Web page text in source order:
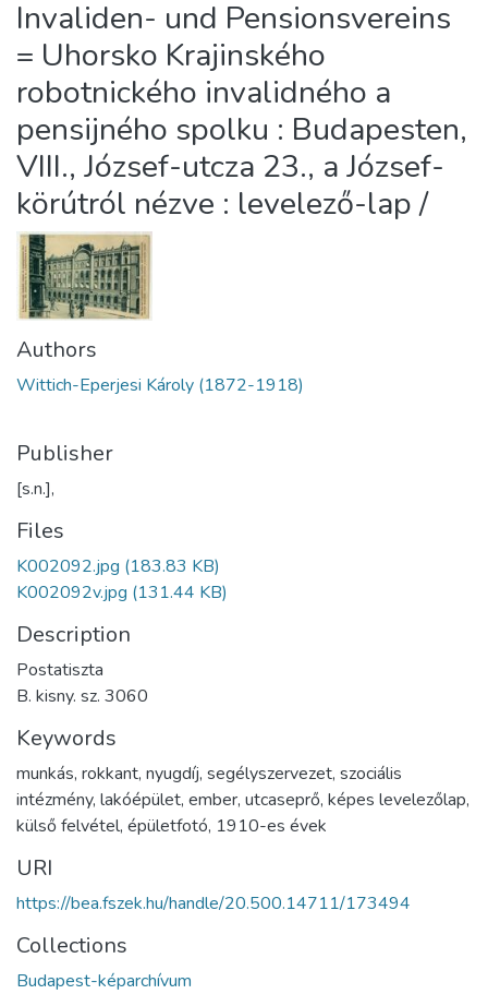
Invaliden- und Pensionsvereins
= Uhorsko Krajinského
robotnického invalidného a
pensijného spolku : Budapesten,
VIII., József-utcza 23., a József-
körútról nézve : levelező-lap /
Authors
Wittich-Eperjesi Károly (1872-1918)
Publisher
[s.n.],
Files
K002092.jpg (183.83 KB)
K002092v.jpg (131.44 KB)
Description
Postatiszta
B. kisny. sz. 3060
Keywords
munkás, rokkant, nyugdíj, segélyszervezet, szociális
intézmény, lakóépület, ember, utcaseprő, képes levelezőlap,
külső felvétel, épületfotó, 1910-es évek
URI
https://bea.fszek.hu/handle/20.500.14711/173494
Collections
Budapest-képarchívum